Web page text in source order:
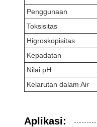
Penggunaan
Toksisitas
Higroskopisitas
Kepadatan
Nilai pH
Kelarutan dalam Air
Aplikasi: